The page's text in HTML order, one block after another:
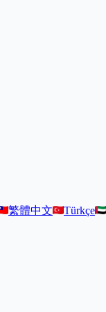
繁體中文 Türkçe